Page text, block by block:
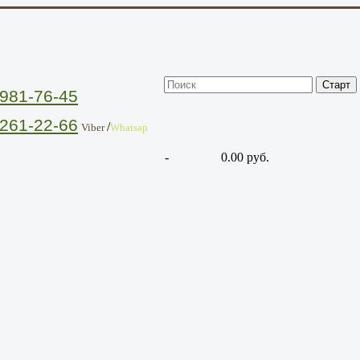
76-45
22-66 Viber/Whatsap
-
0.00 руб.